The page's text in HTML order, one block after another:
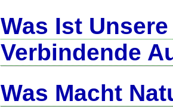
Was Ist
Verbindende
Was Macht